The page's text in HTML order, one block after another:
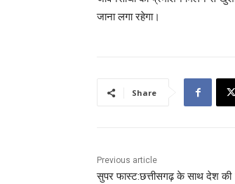
जाना लगा रहेगा।
Share
Previous article
सुपर फास्ट:छत्तीसगढ़ के साथ देश की